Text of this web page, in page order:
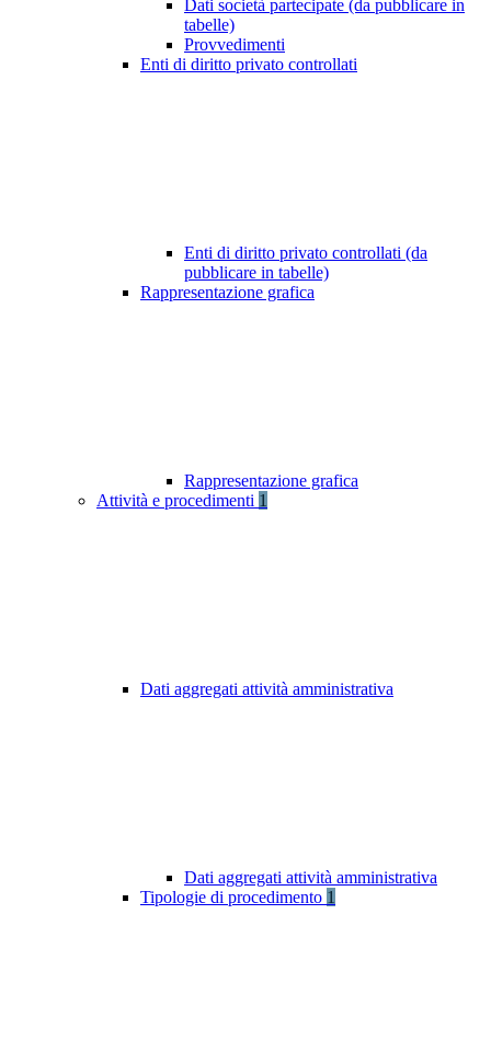
Dati società partecipate (da pubblicare in
tabelle)
Provvedimenti
Enti di diritto privato controllati
Enti di diritto privato controllati (da
pubblicare in tabelle)
Rappresentazione grafica
Rappresentazione grafica
Attività e procedimenti 1
Dati aggregati attività amministrativa
Dati aggregati attività amministrativa
Tipologie di procedimento 1